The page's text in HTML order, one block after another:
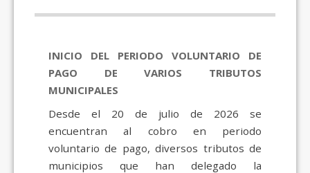
INICIO DEL PERIODO VOLUNTARIO DE
PAGO DE VARIOS TRIBUTOS
MUNICIPALES
Desde el 20 de julio de 2026 se
encuentran al cobro en periodo
voluntario de pago, diversos tributos de
municipios que han delegado la